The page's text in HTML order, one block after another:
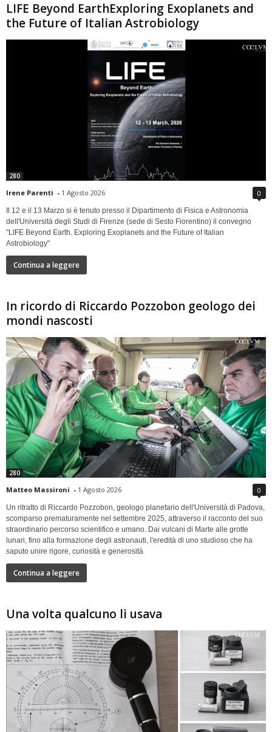
LIFE Beyond EarthExploring Exoplanets and
the Future of Italian Astrobiology
280
Irene Parenti - 1 Agosto 2026 0
Il 12 e il 13 Marzo si è tenuto presso il Dipartimento di Fisica e Astronomia
dell'Università degli Studi di Firenze (sede di Sesto Fiorentino) il convegno
"LIFE Beyond Earth. Exploring Exoplanets and the Future of Italian
Astrobiology"
Continua a leggere
In ricordo di Riccardo Pozzobon geologo dei
mondi nascosti
280
Matteo Massironi - 1 Agosto 2026 0
Un ritratto di Riccardo Pozzobon, geologo planetario dell'Università di Padova,
scomparso prematuramente nel settembre 2025, attraverso il racconto del suo
straordinario percorso scientifico e umano. Dai vulcani di Marte alle grotte
lunari, fino alla formazione degli astronauti, l'eredità di uno studioso che ha
saputo unire rigore, curiosità e generosità
Continua a leggere
Una volta qualcuno li usava